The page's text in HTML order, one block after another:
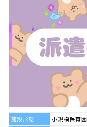
施設形態
小規模保育園